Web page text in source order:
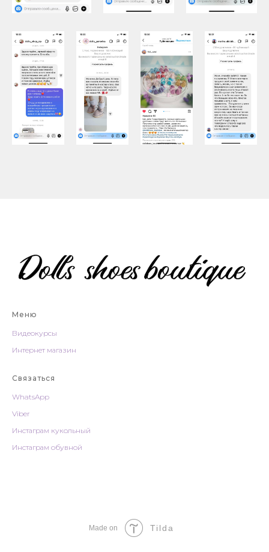
Меню
Видеокурсы
Интернет магазин
Связаться
WhatsApp
Viber
Инстаграм кукольный
Инстаграм обувной
Made on Tilda